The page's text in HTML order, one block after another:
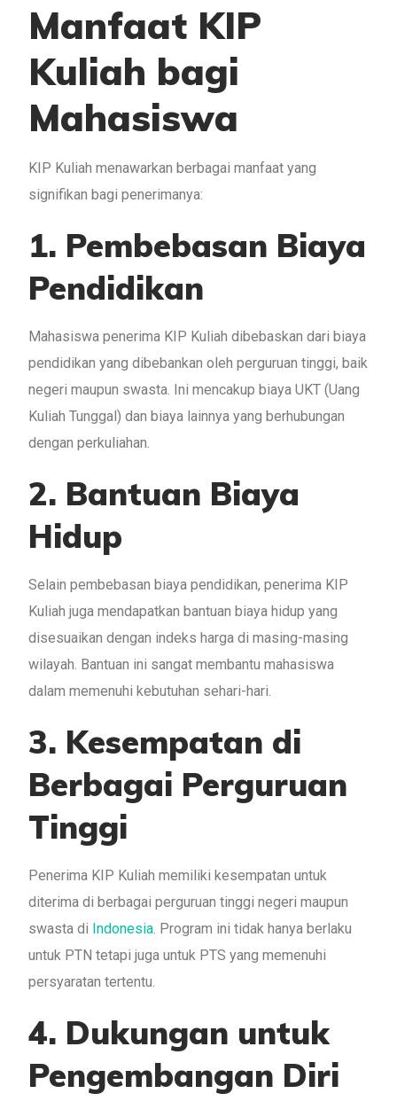
Manfaat KIP
Kuliah bagi
Mahasiswa
KIP Kuliah menawarkan berbagai manfaat yang
signifikan bagi penerimanya:
1. Pembebasan Biaya
Pendidikan
Mahasiswa penerima KIP Kuliah dibebaskan dari biaya
pendidikan yang dibebankan oleh perguruan tinggi, baik
negeri maupun swasta. Ini mencakup biaya UKT (Uang
Kuliah Tunggal) dan biaya lainnya yang berhubungan
dengan perkuliahan.
2. Bantuan Biaya
Hidup
Selain pembebasan biaya pendidikan, penerima KIP
Kuliah juga mendapatkan bantuan biaya hidup yang
disesuaikan dengan indeks harga di masing-masing
wilayah. Bantuan ini sangat membantu mahasiswa
dalam memenuhi kebutuhan sehari-hari.
3. Kesempatan di
Berbagai Perguruan
Tinggi
Penerima KIP Kuliah memiliki kesempatan untuk
diterima di berbagai perguruan tinggi negeri maupun
swasta di Indonesia. Program ini tidak hanya berlaku
untuk PTN tetapi juga untuk PTS yang memenuhi
persyaratan tertentu.
4. Dukungan untuk
Pengembangan Diri